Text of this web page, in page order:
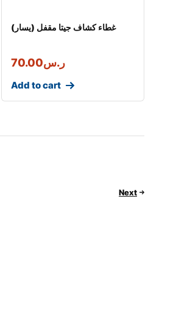
غطاء كشاف جيتا مقفل (يسار)
ر.س70.00
Add to cart
Next